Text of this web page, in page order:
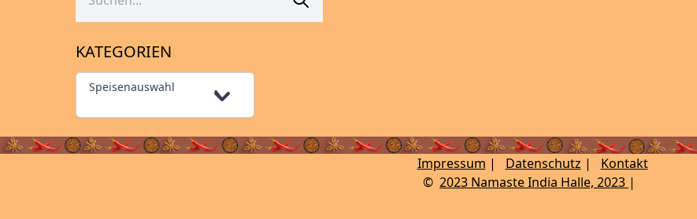
KATEGORIEN
Speisenauswahl
Impressum | Datenschutz |
Kontakt
© 2023 Namaste India Halle, 2023 |